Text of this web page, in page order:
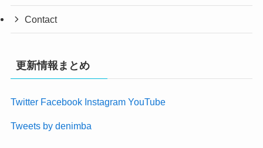
Contact
更新情報まとめ
Twitter Facebook Instagram YouTube
Tweets by denimba